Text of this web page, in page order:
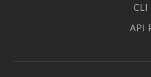
CLI
API